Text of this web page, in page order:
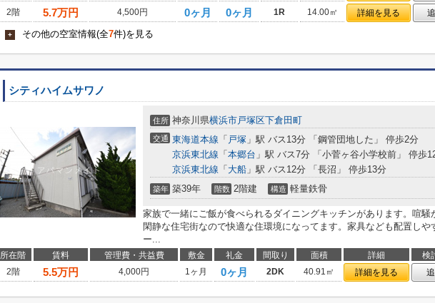
2階
5.7万円 4,500円 0ヶ月 0ヶ月 1R 14.00㎡ 詳細を見る
+ その他の空室情報(全7件)を見る
シティハイムサワノ
住所 神奈川県横浜市戸塚区下倉田町
交通 東海道本線 「 戸塚 」駅 バス13分 「鋼管団地した」 停歩2分
京浜東北線 「 本郷台 」駅 バス7分 「小菅ヶ谷小学校前」 停歩
京浜東北線 「 大船 」駅 バス12分 「長沼」 停歩13分
築年 築39年 階数 2階建 構造 軽量鉄骨
家族で一緒にご飯が食べられるダイニングキッチンがあります。喧騒
閑静な住宅街なので快適な住環境になってます。家具なども配置しや
ー...
所在階 賃料 管理費・共益費 敷金 礼金 間取り 面積 詳細
検
2階
5.5万円 4,000円 1ヶ月 0ヶ月 2DK 40.91㎡ 詳細を見る